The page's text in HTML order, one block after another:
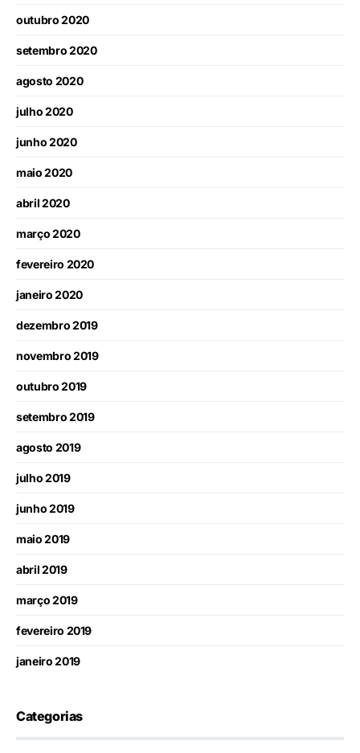
outubro 2020
setembro 2020
agosto 2020
julho 2020
junho 2020
maio 2020
abril 2020
março 2020
fevereiro 2020
janeiro 2020
dezembro 2019
novembro 2019
outubro 2019
setembro 2019
agosto 2019
julho 2019
junho 2019
maio 2019
abril 2019
março 2019
fevereiro 2019
janeiro 2019
Categorias